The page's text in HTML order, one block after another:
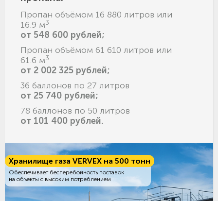
Пропан объёмом 16 880 литров или
16.9 м3
от 548 600 рублей;
Пропан объёмом 61 610 литров или
61.6 м3
от 2 002 325 рублей;
36 баллонов по 27 литров
от 25 740 рублей;
78 баллонов по 50 литров
от 101 400 рублей.
Хранилище газа VERVEX на 500 тонн
Обеспечивает бесперебойность поставок
на объекты с высоким потреблением